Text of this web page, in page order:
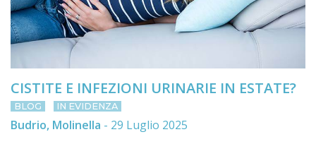
CISTITE E INFEZIONI URINARIE IN ESTATE?
BLOG IN EVIDENZA
Budrio, Molinella - 29 Luglio 2025